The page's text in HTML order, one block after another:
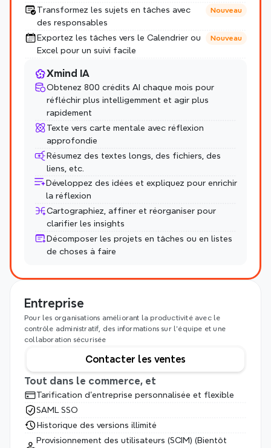
Transformez les sujets en tâches avec
des responsables
Nouveau
Exportez les tâches vers le Calendrier ou
Excel pour un suivi facile
Nouveau
Xmind IA
Obtenez 800 crédits AI chaque mois pour
réfléchir plus intelligemment et agir plus
rapidement
Texte vers carte mentale avec réflexion
approfondie
Résumez des textes longs, des fichiers, des
liens, etc.
Développez des idées et expliquez pour enrichir
la réflexion
Cartographiez, affiner et réorganiser pour
clarifier les insights
Décomposer les projets en tâches ou en listes
de choses à faire
Entreprise
Pour les organisations améliorant la productivité avec le
contrôle administratif, des informations sur l'équipe et une
collaboration sécurisée
Contacter les ventes
Tout dans le commerce, et
Tarification d'entreprise personnalisée et flexible
SAML SSO
Historique des versions illimité
Provisionnement des utilisateurs (SCIM) (Bientôt